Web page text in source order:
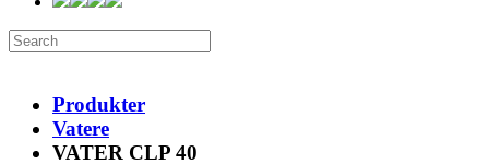
Produkter
Vatere
VATER CLP 40